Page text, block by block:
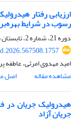
ارزیابی رفتار
رسوب در شرایط
دوره 21، شماره 2، تابستان 1405، صفحه
امید مهدوی امرئی،
مشاهده مقاله
اصل
هیدرولیک جریان در
جریان آزاد